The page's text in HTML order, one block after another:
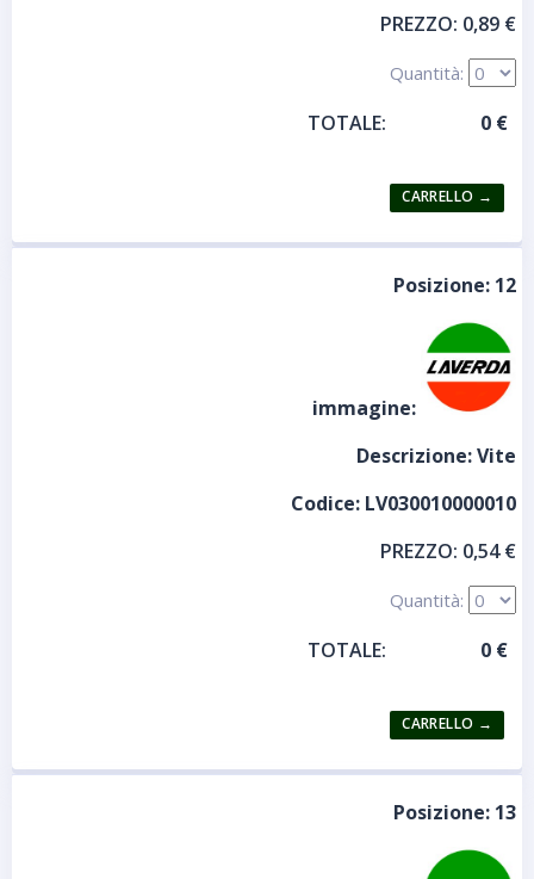
PREZZO: 0,89 €
Quantità:
TOTALE:
Posizione: 12
immagine:
Descrizione:Vite
Codice: LV030010000010
PREZZO: 0,54 €
Quantità:
TOTALE:
Posizione: 13